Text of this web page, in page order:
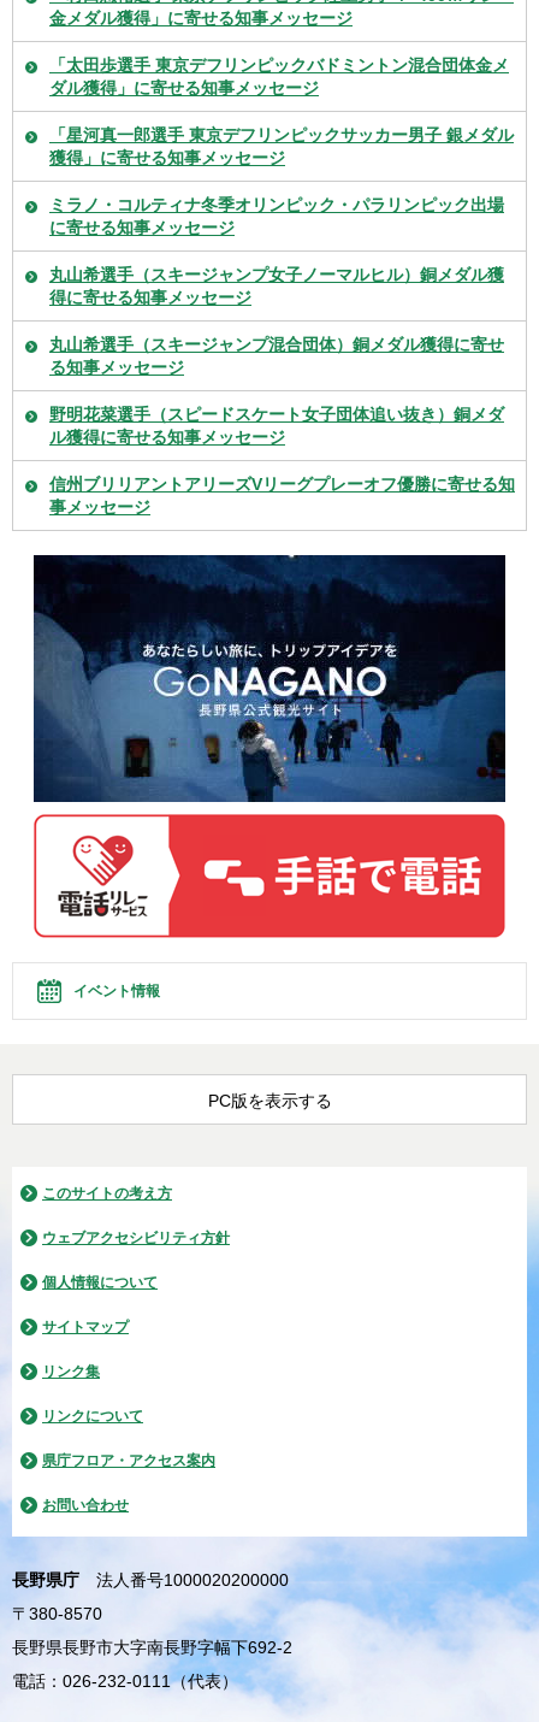
金メダル獲得」に寄せる知事メッセージ
「太田歩選手 東京デフリンピックバドミントン混合団体金メ
ダル獲得」に寄せる知事メッセージ
「星河真一郎選手 東京デフリンピックサッカー男子 銀メダル
獲得」に寄せる知事メッセージ
ミラノ・コルティナ冬季オリンピック・パラリンピック出場
に寄せる知事メッセージ
丸山希選手（スキージャンプ女子ノーマルヒル）銅メダル獲
得に寄せる知事メッセージ
丸山希選手（スキージャンプ混合団体）銅メダル獲得に寄せ
る知事メッセージ
野明花菜選手（スピードスケート女子団体追い抜き）銅メダ
ル獲得に寄せる知事メッセージ
信州ブリリアントアリーズVリーグプレーオフ優勝に寄せる知
事メッセージ
イベント情報
PC版を表示する
このサイトの考え方
ウェブアクセシビリティ方針
個人情報について
サイトマップ
リンク集
リンクについて
県庁フロア・アクセス案内
お問い合わせ
長野県庁
法人番号1000020200000
〒380-8570
長野県長野市大字南長野字幅下692-2
電話：026-232-0111（代表）